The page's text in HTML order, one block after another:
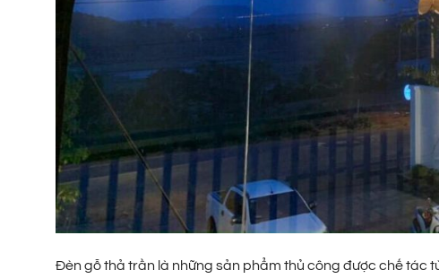
Đèn gỗ thả trần là những sản phẩm thủ công được chế tác